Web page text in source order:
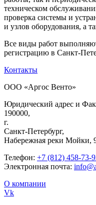
техническом
проверка системы и
и узлов оборудования, а
Все виды работ
регистрацию в Санкт-
Контакты
ООО «Аргос Венто»
Юридический адрес и
190000,
г.
Санкт-Петербург,
Набережная реки Мойки,
Телефон: +7 (812) 458-73-
Электронная почта:
О компании
Vk